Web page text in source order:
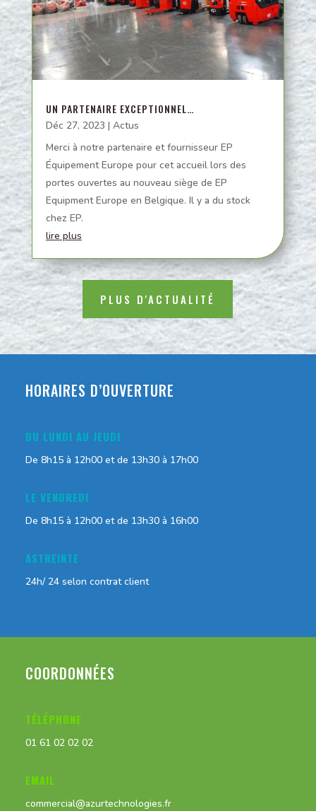
UN PARTENAIRE EXCEPTIONNEL…
Déc 27, 2023 | Actus
Merci à notre partenaire et fournisseur EP
Équipement Europe pour cet accueil lors des
portes ouvertes au nouveau siège de EP
Equipment Europe en Belgique. Il y a du stock
chez EP.
lire plus
PLUS D'ACTUALITÉ
HORAIRES D’OUVERTURE
DU LUNDI AU JEUDI
De 8h15 à 12h00 et de 13h30 à 17h00
LE VENDREDI
De 8h15 à 12h00 et de 13h30 à 16h00
ASTREINTE
24h/ 24 selon contrat client
COORDONNÉES
TÉLÉPHONE
01 61 02 02 02
EMAIL
commercial@azurtechnologies.fr